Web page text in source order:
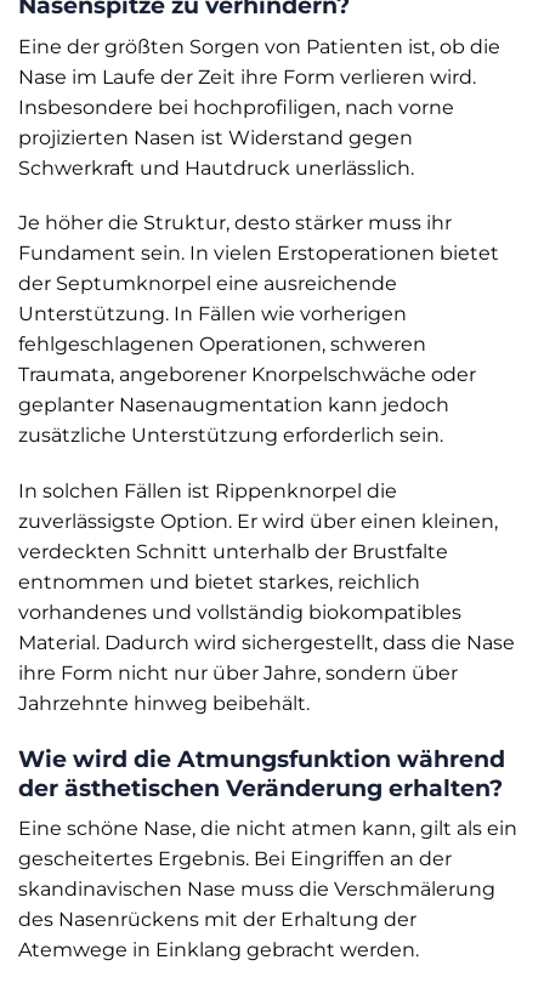
Eine der größten Sorgen von Patienten ist, ob die
Nase im Laufe der Zeit ihre Form verlieren wird.
Insbesondere bei hochprofiligen, nach vorne
projizierten Nasen ist Widerstand gegen
Schwerkraft und Hautdruck unerlässlich.
Je höher die Struktur, desto stärker muss ihr
Fundament sein. In vielen Erstoperationen bietet
der Septumknorpel eine ausreichende
Unterstützung. In Fällen wie vorherigen
fehlgeschlagenen Operationen, schweren
Traumata, angeborener Knorpelschwäche oder
geplanter Nasenaugmentation kann jedoch
zusätzliche Unterstützung erforderlich sein.
In solchen Fällen ist Rippenknorpel die
zuverlässigste Option. Er wird über einen kleinen,
verdeckten Schnitt unterhalb der Brustfalte
entnommen und bietet starkes, reichlich
vorhandenes und vollständig biokompatibles
Material. Dadurch wird sichergestellt, dass die Nase
ihre Form nicht nur über Jahre, sondern über
Jahrzehnte hinweg beibehält.
Wie wird die Atmungsfunktion während
der ästhetischen Veränderung erhalten?
Eine schöne Nase, die nicht atmen kann, gilt als ein
gescheitertes Ergebnis. Bei Eingriffen an der
skandinavischen Nase muss die Verschmälerung
des Nasenrückens mit der Erhaltung der
Atemwege in Einklang gebracht werden.